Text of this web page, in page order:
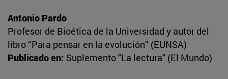
Antonio Pardo
Profesor de Bioética de la Universidad y autor del
libro “Para pensar en la evolución” (EUNSA)
Publicado en: Suplemento "La lectura" (El Mundo)